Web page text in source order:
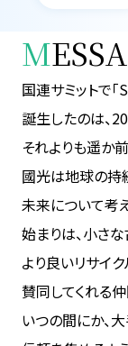
M
国連サミットで「
誕生したのは、
それよりも遥か
國光は地球の持
未来について考
始まりは、小さ
より良いリサイ
賛同してくれる
いつの間にか、